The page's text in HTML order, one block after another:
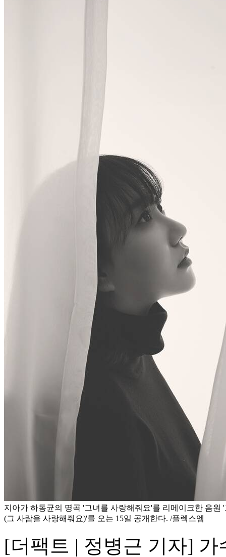
지아가 하동균의 명곡 '그녀를 사랑해줘요'를 리메이크한 음원
(그 사람을 사랑해줘요)'를 오는 15일 공개한다. /플렉스엠
[더팩트 | 정병근 기자]